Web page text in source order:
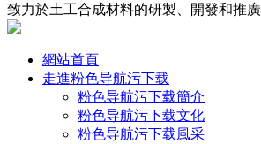
致力於土工合成材料的研製、開發和推廣應
網站首頁
走進粉色导航污下载
粉色导航污下载簡介
粉色导航污下载文化
粉色导航污下载風采